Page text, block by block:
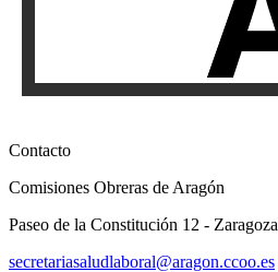
Contacto
Comisiones Obreras de Aragón
Paseo de la Constitución 12 - Zaragoza
secretariasaludlaboral@aragon.ccoo.es